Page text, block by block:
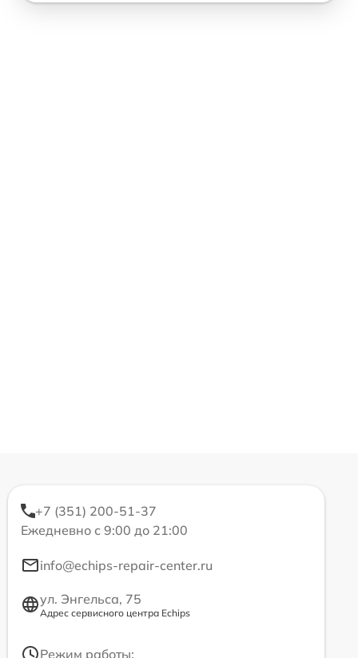
+7 (351) 200-51-37
Ежедневно с 9:00 до 21:00
info@echips-repair-center.ru
ул. Энгельса, 75
Адрес сервисного центра Echips
Режим работы: